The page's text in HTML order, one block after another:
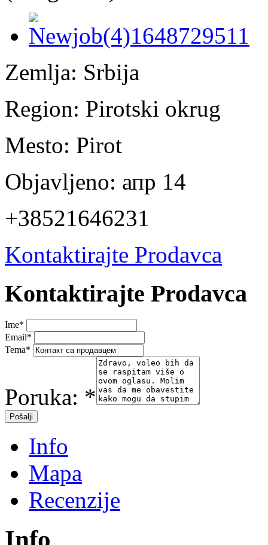
Zemlja: Srbija
Region: Pirotski okrug
Mesto: Pirot
Objavljeno: апр 14
+38521646231
Kontaktirajte Prodavca
Kontaktirajte Prodavca
Ime*
Email*
Tema*
Poruka: *
Info
Mapa
Recenzije